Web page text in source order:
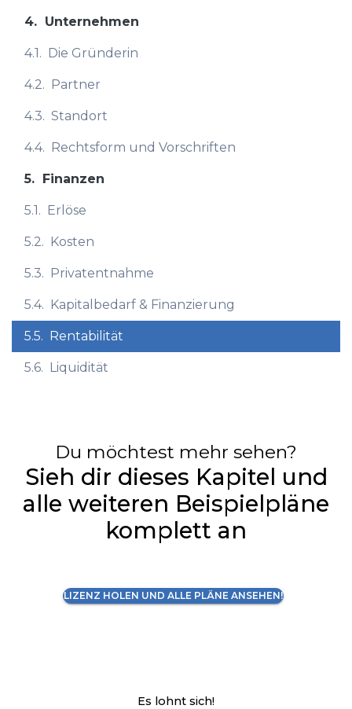
4. Unternehmen
4.1. Die Gründerin
4.2. Partner
4.3. Standort
4.4. Rechtsform und Vorschriften
5. Finanzen
5.1. Erlöse
5.2. Kosten
5.3. Privatentnahme
5.4. Kapitalbedarf & Finanzierung
5.5. Rentabilität
5.6. Liquidität
Du möchtest mehr sehen?
Sieh dir dieses Kapitel und
alle weiteren Beispielpläne
komplett an
LIZENZ HOLEN UND ALLE PLÄNE ANSEHEN!
Es lohnt sich!